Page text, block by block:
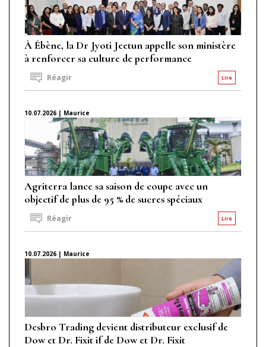
À Ébène, la Dr Jyoti Jeetun appelle son ministère
à renforcer sa culture de performance
Lire
Réagir
10.07.2026 | Maurice
Agriterra lance sa saison de coupe avec un
objectif de plus de 95 % de sucres spéciaux
Lire
Réagir
10.07.2026 | Maurice
Desbro Trading devient distributeur exclusif de
Dow et Dr. Fixit if de Dow et Dr. Fixit